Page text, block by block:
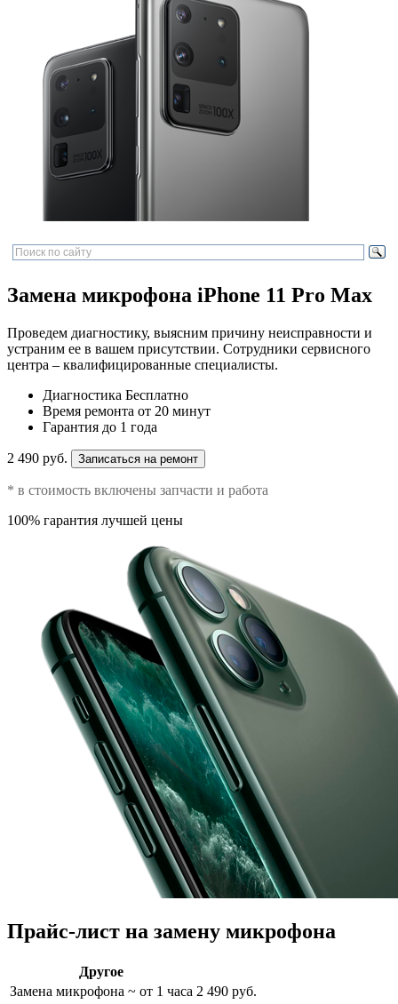
Замена микрофона iPhone 11 Pro Max
Проведем диагностику, выясним причину неисправности и
устраним ее в вашем присутствии. Сотрудники сервисного
центра – квалифицированные специалисты.
Диагностика Бесплатно
Время ремонта от 20 минут
Гарантия до 1 года
2 490 руб. Записаться на ремонт
* в стоимость включены запчасти и работа
100% гарантия лучшей цены
Прайс-лист на замену микрофона
Другое
Замена микрофона ~ от 1 часа 2 490 руб.